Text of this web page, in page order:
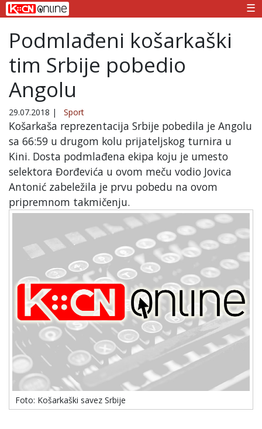
☰
Podmlađeni košarkaški
tim Srbije pobedio
Angolu
29.07.2018 | Sport
Košarkaša reprezentacija Srbije pobedila je Angolu
sa 66:59 u drugom kolu prijateljskog turnira u
Kini. Dosta podmlađena ekipa koju je umesto
selektora Đorđevića u ovom meču vodio Jovica
Antonić zabeležila je prvu pobedu na ovom
pripremnom takmičenju.
Foto: Košarkaški savez Srbije